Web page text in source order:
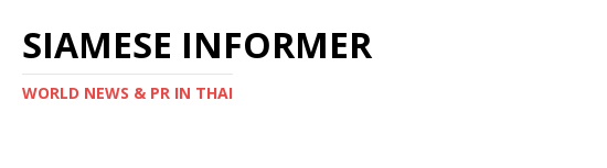
SIAMESE INFORMER
WORLD NEWS & PR IN THAI